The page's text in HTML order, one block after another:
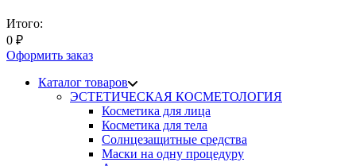
Итого:
0 ₽
Оформить заказ
Каталог товаров
ЭСТЕТИЧЕСКАЯ КОСМЕТОЛОГИЯ
Косметика для лица
Косметика для тела
Солнцезащитные средства
Маски на одну процедуру